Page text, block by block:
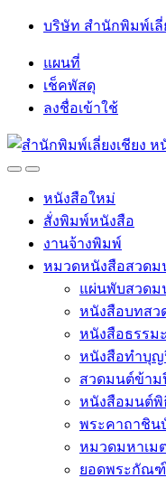
Skip
navigation
Skip
บริษัท สำนักพิมพ์เลี่
แผนที่
เช็คพัสดุ
ลงชื่อเข้าใช้
OpenClose
หนังสือใหม่
สั่งพิมพ์หนังสือ
งานจ้างพิมพ์
หมวดหนังสือสวดม
แผ่นพับสวดม
หนังสือบทสว
หนังสือธรรม
หนังสือทำบุญ
สวดมนต์ข้าม
หนังสือมนต์พิ
พระคาถาชิน
หมวดมหาเม
ยอดพระกัณ